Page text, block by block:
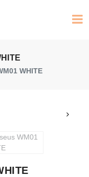
WHITE